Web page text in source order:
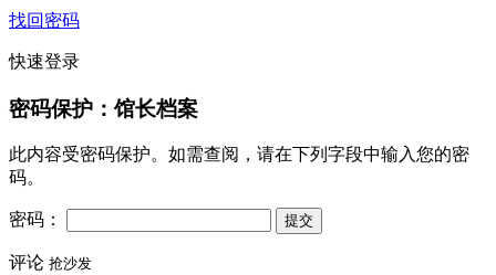
找回密码
快速登录
密码保护：馆长档案
此内容受密码保护。如需查阅，请在下列字段中输入您的密
码。
密码：
评论 抢沙发